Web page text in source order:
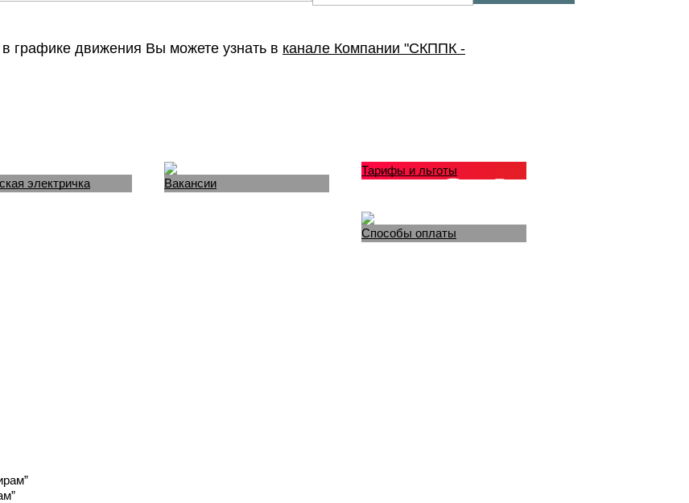
графике движения Вы можете узнать в канале Компании "СКППК -
электричка
Вакансии
Тарифы и льготы
Способы оплаты